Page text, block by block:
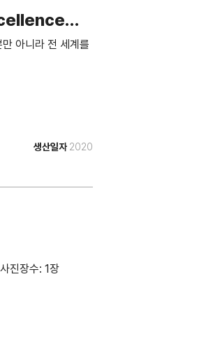
아니라 전 세계를
생산일자 2020
진장수: 1장